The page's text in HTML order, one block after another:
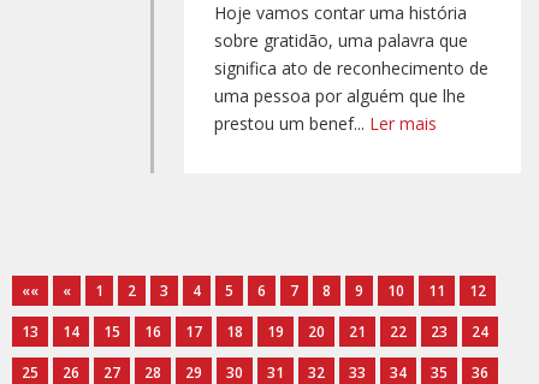
Hoje vamos contar uma história
sobre gratidão, uma palavra que
significa ato de reconhecimento de
uma pessoa por alguém que lhe
prestou um benef... Ler mais
«« « 1 2 3 4 5 6 7 8 9 10 11
12
13
14 15 16 17 18 19 20 21 22 23
24
25
26 27 28 29 30 31 32 33 34 35
36